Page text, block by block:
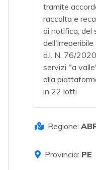
tramite
raccolta e
di notifica, del
d.l. N. 76/
servizi "a
alla
in 22 lotti
Regione:
Provincia: PE